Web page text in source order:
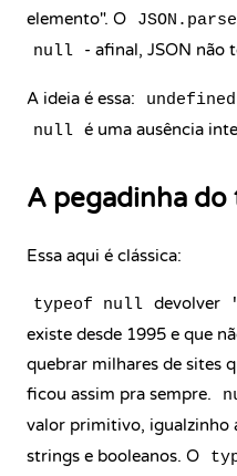
elemento". O
null - afinal, JSON não
A ideia é essa: undefined
null é uma ausência
A pegadinha
Essa aqui é clássica:
typeof null devolver
existe desde 1995 e que
quebrar milhares de sites
ficou assim pra sempre.
valor primitivo, igualzinho
strings e booleanos. O